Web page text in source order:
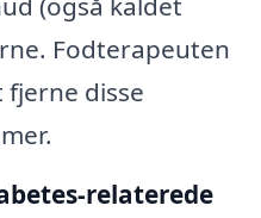
Fodterapeuten
disse
relaterede